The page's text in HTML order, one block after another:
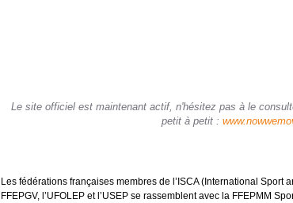
Le site officiel est maintenant actif, n'hésitez pas à le
petit à petit :
Les fédérations françaises membres de l’ISCA (International Sport
FFEPGV, l’UFOLEP et l’USEP se rassemblent avec la FFEPMM